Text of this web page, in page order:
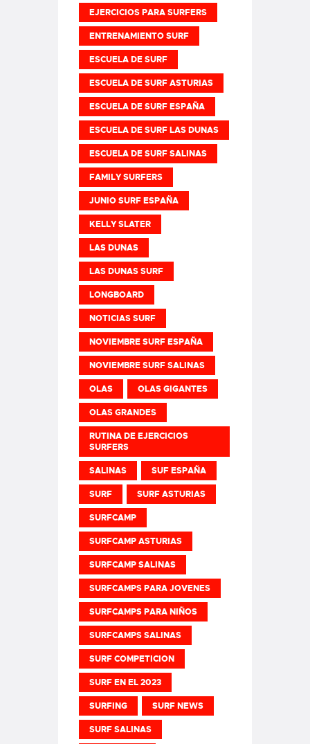
EJERCICIOS PARA SURFERS
ENTRENAMIENTO SURF
ESCUELA DE SURF
ESCUELA DE SURF ASTURIAS
ESCUELA DE SURF ESPAÑA
ESCUELA DE SURF LAS DUNAS
ESCUELA DE SURF SALINAS
FAMILY SURFERS
JUNIO SURF ESPAÑA
KELLY SLATER
LAS DUNAS
LAS DUNAS SURF
LONGBOARD
NOTICIAS SURF
NOVIEMBRE SURF ESPAÑA
NOVIEMBRE SURF SALINAS
OLAS OLAS GIGANTES
OLAS GRANDES
RUTINA DE EJERCICIOS
SURFERS
SALINAS SUF ESPAÑA
SURF SURF ASTURIAS
SURFCAMP
SURFCAMP ASTURIAS
SURFCAMP SALINAS
SURFCAMPS PARA JOVENES
SURFCAMPS PARA NIÑOS
SURFCAMPS SALINAS
SURF COMPETICION
SURF EN EL 2023
SURFING SURF NEWS
SURF SALINAS